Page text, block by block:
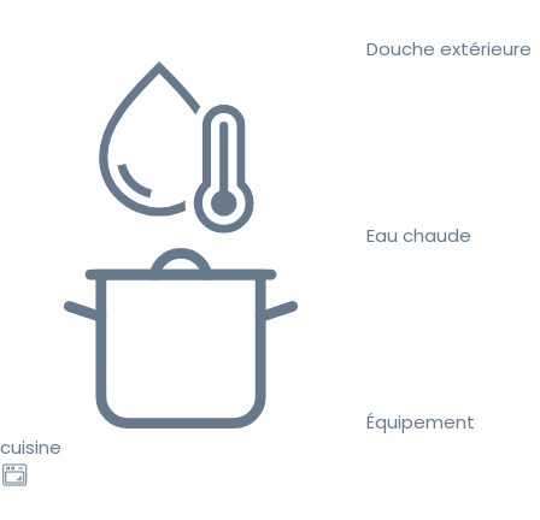
Douche extérieure
Eau chaude
Équipement
cuisine